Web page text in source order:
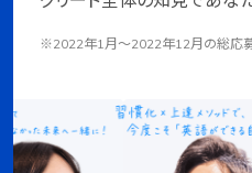
※2022年1月〜2022年12月の総応